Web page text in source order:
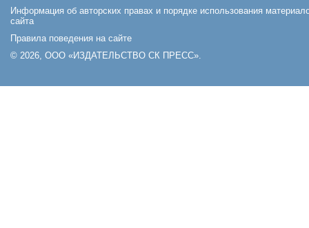
Информация об авторских правах и порядке использования
сайта
Правила поведения на сайте
© 2026, ООО «ИЗДАТЕЛЬСТВО СК ПРЕСС».